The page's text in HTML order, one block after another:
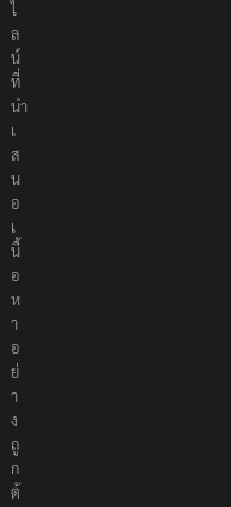
อ
น
ไ
ล
น์
ที่
นำ
เ
ส
น
อ
เ
นื้
อ
ห
า
อ
ย่
า
ง
ถู